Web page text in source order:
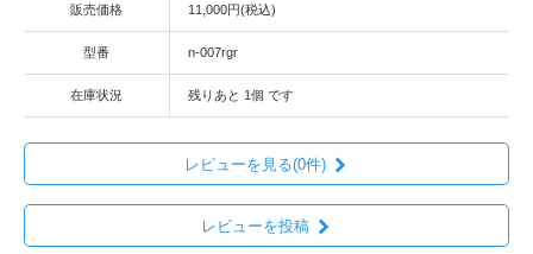
販売価格 11,000円(税込)
型番 n-007rgr
在庫状況 残りあと 1個 です
レビューを見る(0件)
レビューを投稿